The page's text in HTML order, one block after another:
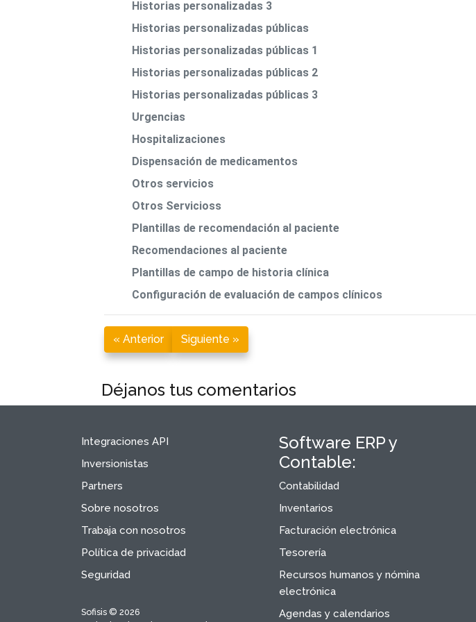
Historias personalizadas 3
Historias personalizadas públicas
Historias personalizadas públicas 1
Historias personalizadas públicas 2
Historias personalizadas públicas 3
Urgencias
Hospitalizaciones
Dispensación de medicamentos
Otros servicios
Otros Servicioss
Plantillas de recomendación al paciente
Recomendaciones al paciente
Plantillas de campo de historia clínica
Configuración de evaluación de campos clínicos
« Anterior Siguiente »
Déjanos tus comentarios
Integraciones API
Inversionistas
Partners
Sobre nosotros
Trabaja con nosotros
Política de privacidad
Seguridad
Sofisis © 2026
Software ERP y
Contable:
Contabilidad
Inventarios
Facturación electrónica
Tesorería
Recursos humanos y nómina
electrónica
Agendas y calendarios